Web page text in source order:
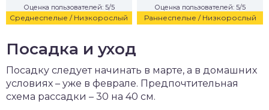
Среднеспелые / Низкорослый
Оценка пользователей: 5/5
Раннеспелые / Низкорослый
Оценка пользователей: 5/5
Посадка и уход
Посадку следует начинать в марте, а в домашних
условиях – уже в феврале. Предпочтительная
схема рассадки – 30 на 40 см.